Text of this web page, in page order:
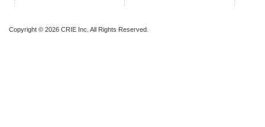
Copyright © 2026 CRIE Inc. All Rights Reserved.